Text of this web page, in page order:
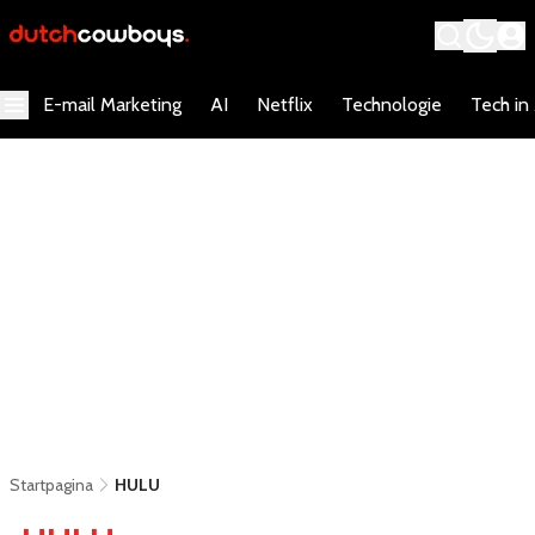
E-mail Marketing AI Netflix Technologie Tech in
Startpagina HULU